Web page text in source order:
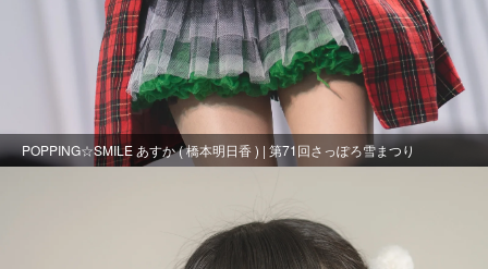
POPPING☆SMILE あすか ( 橋本明日香 ) | 第71回さっぽろ雪まつり